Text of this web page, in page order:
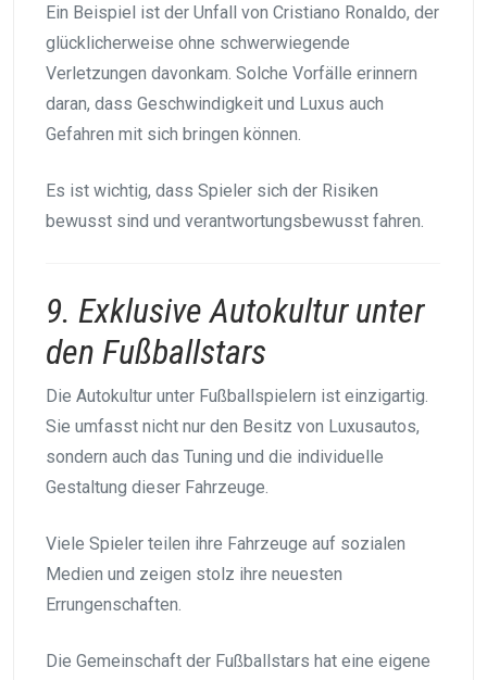
Ein Beispiel ist der Unfall von Cristiano Ronaldo, der
glücklicherweise ohne schwerwiegende
Verletzungen davonkam. Solche Vorfälle erinnern
daran, dass Geschwindigkeit und Luxus auch
Gefahren mit sich bringen können.
Es ist wichtig, dass Spieler sich der Risiken
bewusst sind und verantwortungsbewusst fahren.
9. Exklusive Autokultur unter
den Fußballstars
Die Autokultur unter Fußballspielern ist einzigartig.
Sie umfasst nicht nur den Besitz von Luxusautos,
sondern auch das Tuning und die individuelle
Gestaltung dieser Fahrzeuge.
Viele Spieler teilen ihre Fahrzeuge auf sozialen
Medien und zeigen stolz ihre neuesten
Errungenschaften.
Die Gemeinschaft der Fußballstars hat eine eigene